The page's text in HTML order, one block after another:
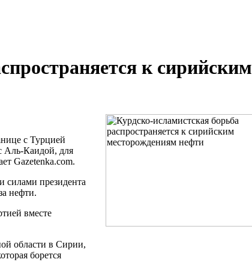
к сирийским
с Турцией
Аль-Каидой, для
Gazetenka.com.
силами президента
нефти.
вместе
области в Сирии,
борется